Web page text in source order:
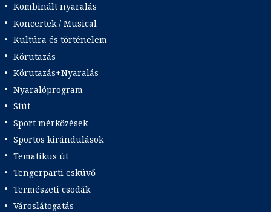
Kombinált nyaralás
Koncertek / Musical
Kultúra és történelem
Körutazás
Körutazás+Nyaralás
Nyaralóprogram
Síút
Sport mérkőzések
Sportos kirándulások
Tematikus út
Tengerparti esküvő
Természeti csodák
Városlátogatás